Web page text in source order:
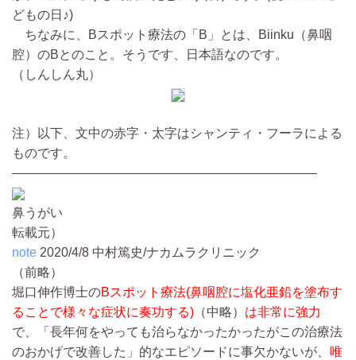
どもの日♪)
ちなみに、Bスポット療法の「B」とは、Biinku（鼻咽
腔）のBとのこと。そうです、日本語なのです。
（しんしん丸）
注）以下、文中の赤字・太字はシャンティ・フーラによる
ものです。
————————————————————————
鼻うがい
転載元）
note 2020/4/8 中村篤史/ナカムラクリニック
（前略）
堀口伸作博士のBスポット療法(鼻咽腔に塩化亜鉛を塗布す
ることで様々な症状に奏功する) （中略） は非常に強力
で、「長年何をやっても治らなかったかったがこの治療法
のおかげで改善した」的なエピソードに事欠かないが、 唯